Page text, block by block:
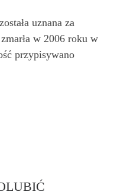
uznana za
w 2006 roku w
przypisywano